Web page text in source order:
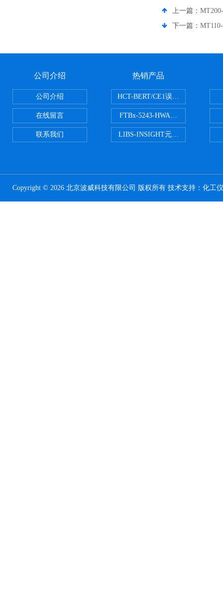
上一篇：
下一篇：
公司介绍
公司介绍
在线留言
联系我们
热销产品
HCT-BERT/CE1误码测试仪
FTBx-5243-HWA光谱分析仪
LIBS-INSIGHT元素光谱分析仪
Copyright © 2026 北京波威科技有限公司 版权所有 技术支持： 化工